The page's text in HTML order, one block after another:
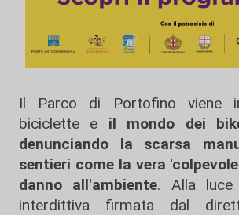
Il Parco di Portofino viene
biciclette e il mondo dei
denunciando la scarsa
sentieri come la vera
danno all'ambiente. Alla luce
interdittiva firmata dal